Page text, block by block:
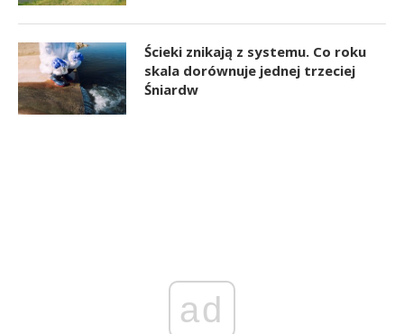
Ścieki znikają z systemu. Co roku
skala dorównuje jednej trzeciej
Śniardw
ad